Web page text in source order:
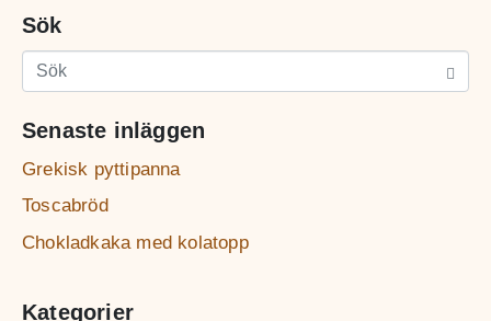
Sök
Senaste inläggen
Grekisk pyttipanna
Toscabröd
Chokladkaka med kolatopp
Kategorier